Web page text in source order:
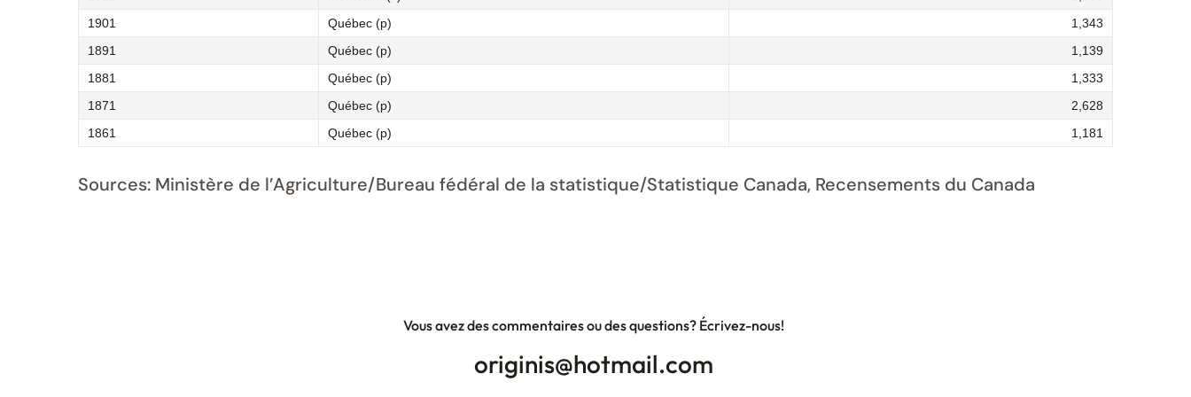
1901
Québec (p)
1,343
1891
Québec (p)
1,139
1881
Québec (p)
1,333
1871
Québec (p)
2,628
1861
Québec (p) 1,181
Sources: Ministère de l’Agriculture/Bureau fédéral de la statistique/Statistique Canada, Recensements du Canada
Vous avez des commentaires ou des questions? Écrivez-nous!
originis@hotmail.com